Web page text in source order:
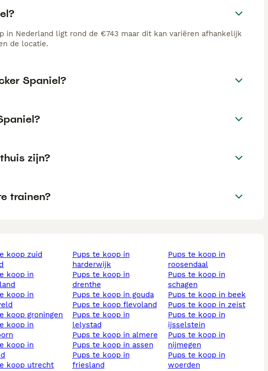
in Nederland ligt rond de €743 maar dit kan variëren afhankelijk
de locatie.
Spaniel?
zijn?
trainen?
koop groningen
koop utrecht
pups te koop in
harderwijk
pups te koop in
drenthe
pups te koop in gouda
pups te koop flevoland
pups te koop in
lelystad
pups te koop in almere
pups te koop in assen
pups te koop in
friesland
pups te koop in
roosendaal
pups te koop in
schagen
pups te koop in beek
pups te koop in zeist
pups te koop in
ijsselstein
pups te koop in
nijmegen
pups te koop in
woerden